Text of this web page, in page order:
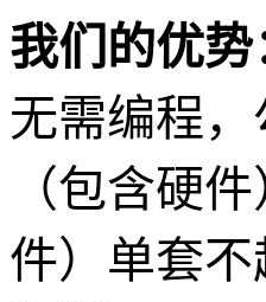
我们的优势
无需编程
（包含硬
件）单套